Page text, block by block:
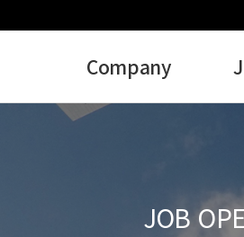
Company
JOB